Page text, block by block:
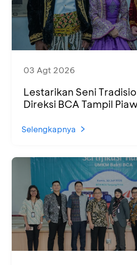
03 Agt 2026
Lestarikan Seni
Direksi BCA Tampil
Selengkapnya